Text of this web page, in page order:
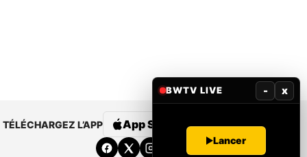
TÉLÉCHARGEZ L’APP App Store Google Play
BWTV LIVE - x
Lancer